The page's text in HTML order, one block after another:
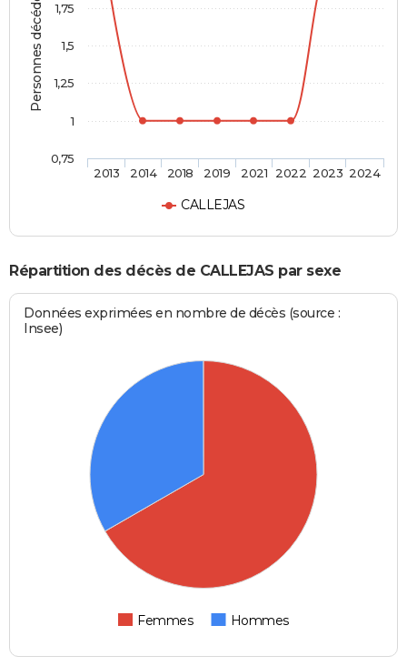
Personnes décédées
CALLEJAS
2013 2014 2018 2019 2021 2022 2023 2024
0,75
1
1,25
1,5
1,75
Répartition des décès de CALLEJAS par sexe
Données exprimées en nombre de décès (source :
Insee)
Femmes Hommes